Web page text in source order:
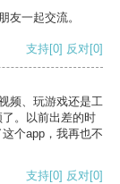
友一起交流。
支持[0] 反对[0]
频、玩游戏还是工
。以前出差的时
个app，我再也不
支持[0] 反对[0]